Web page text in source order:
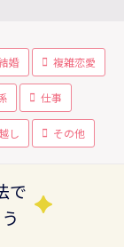
婚 複雑恋愛
仕事
し その他
で